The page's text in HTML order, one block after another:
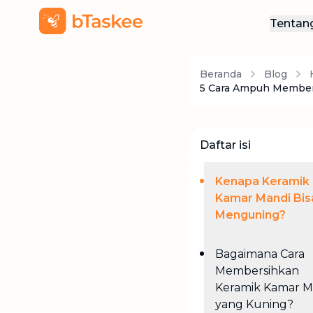
Beranda Blog
5 Cara Ampuh
Daftar isi
Kenapa Keramik
Kamar Mandi
Menguning?
Bagaimana Cara
Membersihkan
Keramik Kamar
yang Kuning?